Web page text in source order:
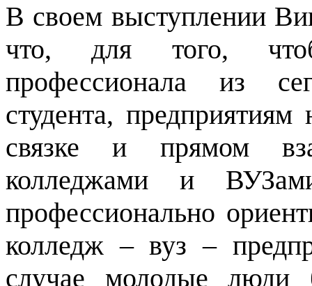
В своем выступлении
что, для того,
профессионала из
студента,
связке и прямом
колледжами и
профессионально
колледж – вуз –
случае молодые люди